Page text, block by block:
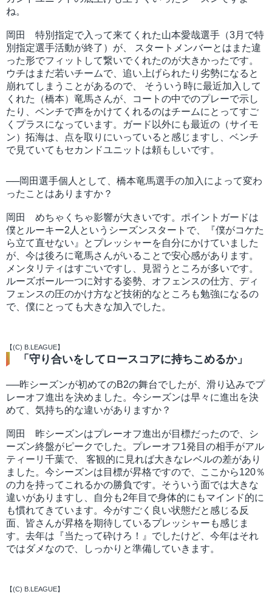
ね。
岡田 特別指定で入って来てくれた山本愛哉選手（3月で特
別指定選手活動が終了）が、 スタートメンバーとはまた違
った形でフィットして繋いでくれたのが大きかったです。
ウチはまだ若いチームで、追い上げられたり劣勢になると
崩れてしまうことがあるので、 そういう時に最近加入して
くれた（橋本）竜馬さんが、コートの中でのプレーで示し
たり、ベンチで声をかけてくれるのはチームにとってすご
くプラスになっています。ガード以外にも最近の（サイモ
ン）拓海は、点を取りにいっていると感じますし、ベンチ
で見ていてもセカンドユニットは頼もしいです。
──岡田選手個人として、橋本竜馬選手の加入によって変わ
ったことはありますか？
岡田 めちゃくちゃ影響が大きいです。ポイントガードは
僕とルーキー2人というシーズンスタートで、『僕がコケた
ら立て直せない』とプレッシャーを自分にかけていました
が、今は後ろに竜馬さんがいることで安心感があります。
メンタリティはすごいですし、見習うところが多いです。
ルーズボール一つに対する姿勢、オフェンスの仕方、ディ
フェンスの圧のかけ方など技術的なところも勉強になるの
で、僕にとっても大きな加入でした。
【(C) B.LEAGUE】
「守り合いをしてロースコアに持ちこめるか」
──昨シーズンが初めてのB2の舞台でしたが、滑り込みでプ
レーオフ進出を決めました。今シーズンは早々に進出を決
めて、気持ち的な違いがありますか？
岡田 昨シーズンはプレーオフ進出が目標だったので、シ
ーズン終盤がピークでした。プレーオフ1発目の相手がアル
ティーリ千葉で、 客観的に見れば大きなレベルの差があり
ました。今シーズンは目標が昇格ですので、ここから120％
の力を持ってこれるかの勝負です。そういう面では大きな
違いがありますし、自分も2年目で身体的にもマインド的に
も慣れてきています。今がすごく良い状態だと感じる反
面、皆さんが昇格を期待しているプレッシャーも感じま
す。去年は『当たって砕けろ！』でしたけど、今年はそれ
ではダメなので、しっかりと準備していきます。
【(C) B.LEAGUE】